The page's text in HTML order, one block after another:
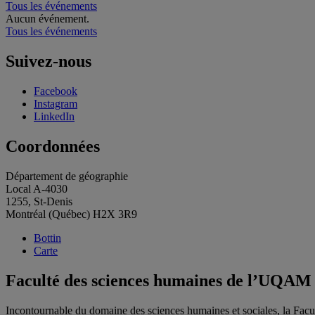
Tous les événements
Aucun événement.
Tous les événements
Suivez-nous
Facebook
Instagram
LinkedIn
Coordonnées
Département de géographie
Local A-4030
1255, St-Denis
Montréal (Québec) H2X 3R9
Bottin
Carte
Faculté des sciences humaines de l’UQAM
Incontournable du domaine des sciences humaines et sociales, la